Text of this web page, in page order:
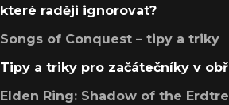
které raději ignorovat?
Songs of Conquest – tipy a triky
Tipy a triky pro začátečníky v
Elden Ring: Shadow of the